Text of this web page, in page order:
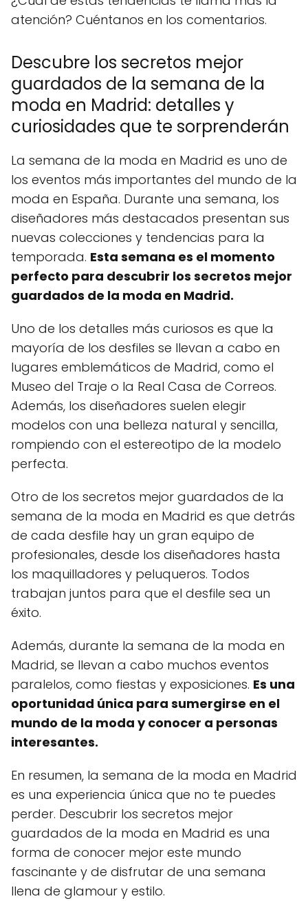
atención? Cuéntanos en los comentarios.
Descubre los secretos mejor
guardados de la semana de la
moda en Madrid: detalles y
curiosidades que te sorprenderán
La semana de la moda en Madrid es uno de
los eventos más importantes del mundo de la
moda en España. Durante una semana, los
diseñadores más destacados presentan sus
nuevas colecciones y tendencias para la
temporada. Esta semana es el momento
perfecto para descubrir los secretos mejor
guardados de la moda en Madrid.
Uno de los detalles más curiosos es que la
mayoría de los desfiles se llevan a cabo en
lugares emblemáticos de Madrid, como el
Museo del Traje o la Real Casa de Correos.
Además, los diseñadores suelen elegir
modelos con una belleza natural y sencilla,
rompiendo con el estereotipo de la modelo
perfecta.
Otro de los secretos mejor guardados de la
semana de la moda en Madrid es que detrás
de cada desfile hay un gran equipo de
profesionales, desde los diseñadores hasta
los maquilladores y peluqueros. Todos
trabajan juntos para que el desfile sea un
éxito.
Además, durante la semana de la moda en
Madrid, se llevan a cabo muchos eventos
paralelos, como fiestas y exposiciones. Es una
oportunidad única para sumergirse en el
mundo de la moda y conocer a personas
interesantes.
En resumen, la semana de la moda en Madrid
es una experiencia única que no te puedes
perder. Descubrir los secretos mejor
guardados de la moda en Madrid es una
forma de conocer mejor este mundo
fascinante y de disfrutar de una semana
llena de glamour y estilo.